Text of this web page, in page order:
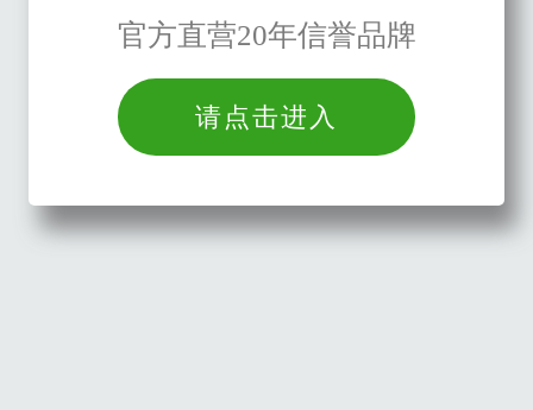
官方直营20年信誉品牌
请点击进入